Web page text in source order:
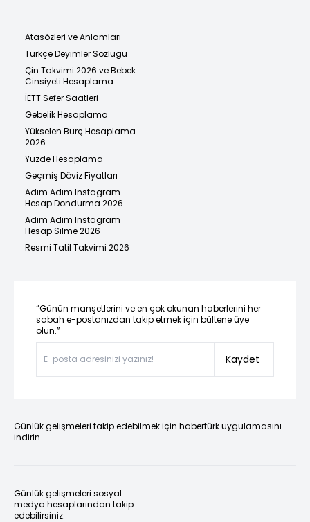
Atasözleri ve Anlamları
Türkçe Deyimler Sözlüğü
Çin Takvimi 2026 ve Bebek
Cinsiyeti Hesaplama
İETT Sefer Saatleri
Gebelik Hesaplama
Yükselen Burç Hesaplama
2026
Yüzde Hesaplama
Geçmiş Döviz Fiyatları
Adım Adım Instagram
Hesap Dondurma 2026
Adım Adım Instagram
Hesap Silme 2026
Resmi Tatil Takvimi 2026
“Günün manşetlerini ve en çok okunan haberlerini her
sabah e-postanızdan takip etmek için bültene üye
olun.”
Kaydet
Günlük gelişmeleri takip edebilmek için habertürk uygulamasını
indirin
Günlük gelişmeleri sosyal
medya hesaplarından takip
edebilirsiniz.